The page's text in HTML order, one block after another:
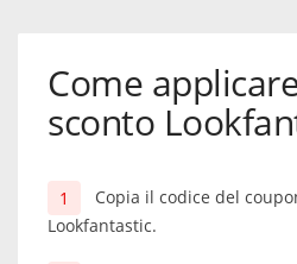
Come
sconto
Copia il codice del
Lookfantastic.